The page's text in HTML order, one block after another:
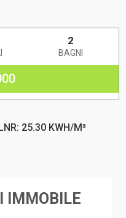
2
BAGNI
25.30 KWH/M³
IMMOBILE